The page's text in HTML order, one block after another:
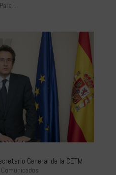
General de la CETM
Comunicados